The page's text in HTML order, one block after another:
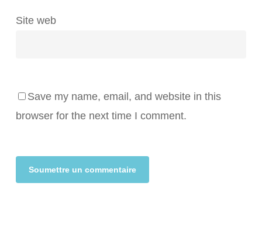
Site web
Save my name, email, and website in this
browser for the next time I comment.